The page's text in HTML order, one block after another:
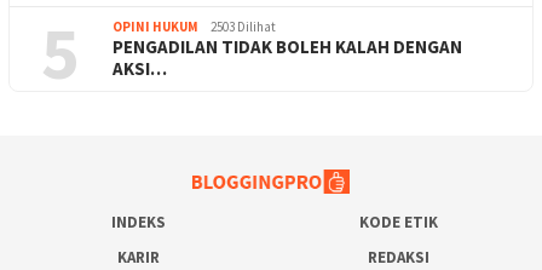
5 OPINI HUKUM 2503 Dilihat
PENGADILAN TIDAK BOLEH KALAH DENGAN
AKSI…
INDEKS
KODE ETIK
KARIR
REDAKSI